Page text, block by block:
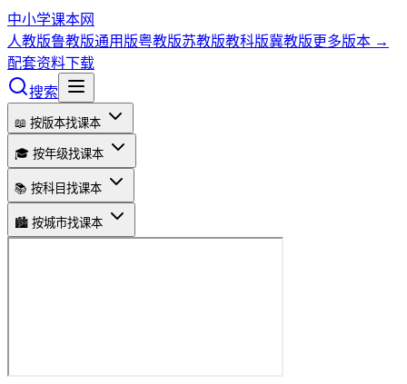
中小学课本网
人教版鲁教版通用版粤教版苏教版教科版冀教版更多版本 →
配套资料下载
搜索
📖 按版本找课本
🎓 按年级找课本
📚 按科目找课本
🏙️ 按城市找课本